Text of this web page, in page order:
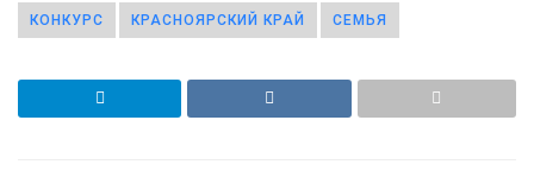
КОНКУРС КРАСНОЯРСКИЙ КРАЙ СЕМЬЯ